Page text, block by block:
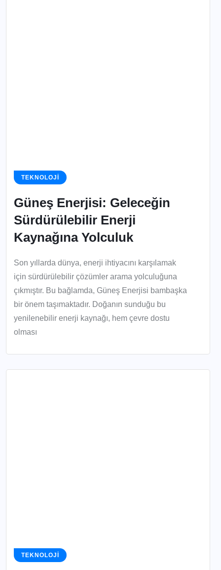
TEKNOLOJI
Güneş Enerjisi: Geleceğin
Sürdürülebilir Enerji
Kaynağına Yolculuk
Son yıllarda dünya, enerji ihtiyacını karşılamak
için sürdürülebilir çözümler arama yolculuğuna
çıkmıştır. Bu bağlamda, Güneş Enerjisi bambaşka
bir önem taşımaktadır. Doğanın sunduğu bu
yenilenebilir enerji kaynağı, hem çevre dostu
olması
TEKNOLOJI